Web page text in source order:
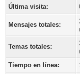
Última visita:
Mensajes totales:
Temas totales:
Tiempo en línea: